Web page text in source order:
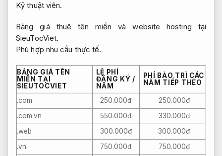
Kỹ thuật viên.
Bảng giá thuê tên miền và website hosting tại
SieuTocViet.
Phù hợp nhu cầu thực tế.
BẢNG GIÁ TÊN
MIỀN TẠI
SIEUTOCVIET
LỆ PHÍ
ĐĂNG KÝ /
NĂM
PHÍ BẢO TRÌ CÁC
NĂM TIẾP THEO
.com 250.000đ
250.000đ
.com.vn
550.000đ
330.000đ
.web
300.000đ
300.000đ
.vn
750.000đ
750.000đ